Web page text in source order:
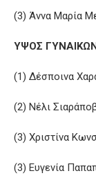
(3) Άννα Μαρία
ΥΨΟΣ
(1) Δέσποινα
(2) Νέλι
(3) Χριστίνα
(3) Ευγενία